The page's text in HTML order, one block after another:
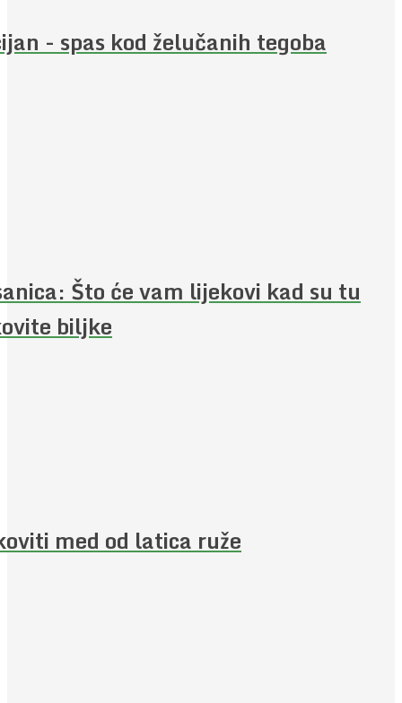
- spas kod želučanih tegoba
Što će vam lijekovi kad su tu
biljke
med od latica ruže